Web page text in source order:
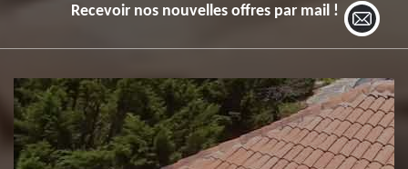
Recevoir nos nouvelles offres par mail !